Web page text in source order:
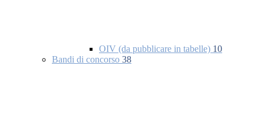
OIV (da pubblicare in tabelle) 10
Bandi di concorso 38